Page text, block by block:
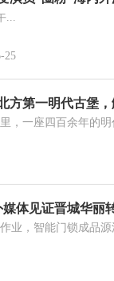
...
25
方第一明代古堡
一座四百余年的明
体见证晋城华丽
，智能门锁成品源